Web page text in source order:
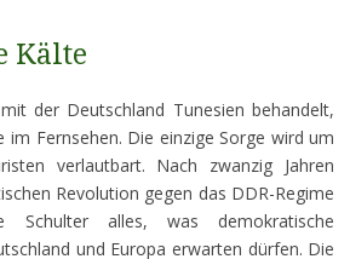
Kälte
der Deutschland Tunesien behandelt,
im Fernsehen. Die einzige Sorge wird um
verlautbart. Nach zwanzig Jahren
Revolution gegen das DDR-Regime
alles, was demokratische
und Europa erwarten dürfen. Die